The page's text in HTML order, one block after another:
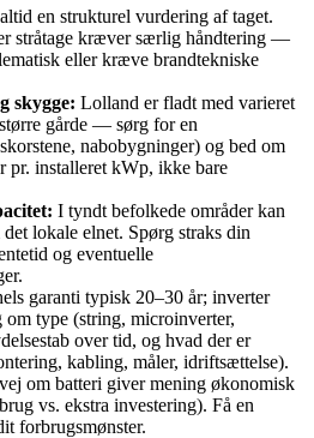
en strukturel vurdering af taget.
stråtage kræver særlig håndtering —
eller kræve brandtekniske
skygge: Lolland er fladt med varieret
gårde — sørg for en
nabobygninger) og bed om
pr. installeret kWp, ikke bare
I tyndt befolkede områder kan
lokale elnet. Spørg straks din
og eventuelle
garanti typisk 20–30 år; inverter
om type (string, microinverter,
over tid, og hvad der er
kabling, måler, idriftsættelse).
om batteri giver mening økonomisk
vs. ekstra investering). Få en
forbrugsmønster.